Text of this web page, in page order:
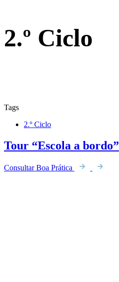
2.º Ciclo
Tags
2.º Ciclo
Tour “Escola a bordo”
Consultar Boa Prática